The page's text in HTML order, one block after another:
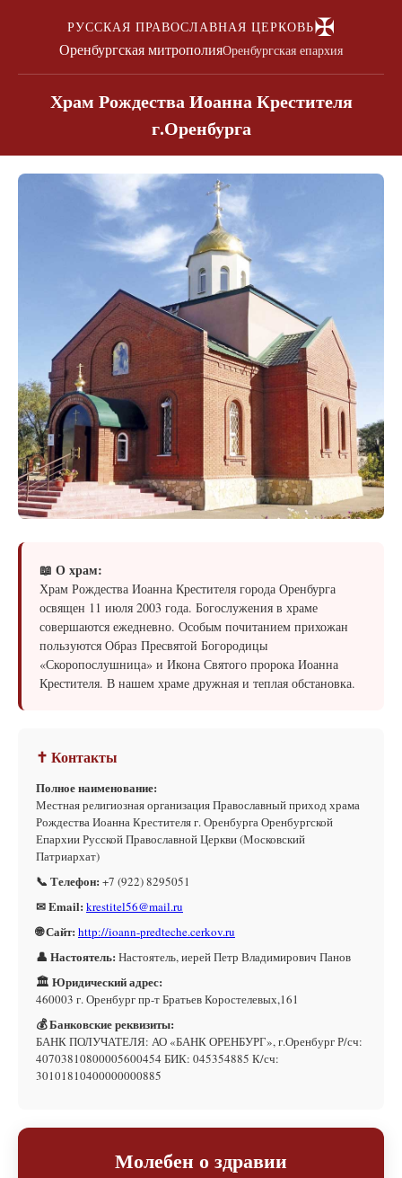
РУССКАЯ ПРАВОСЛАВНАЯ ЦЕРКОВЬ✠
Оренбургская митрополияОренбургская епархия
Храм Рождества Иоанна Крестителя
г.Оренбурга
📖 О храм:
Храм Рождества Иоанна Крестителя города Оренбурга
освящен 11 июля 2003 года. Богослужения в храме
совершаются ежедневно. Особым почитанием прихожан
пользуются Образ Пресвятой Богородицы
«Скоропослушница» и Икона Святого пророка Иоанна
Крестителя. В нашем храме дружная и теплая обстановка.
✝ Контакты
Полное наименование:
Местная религиозная организация Православный приход храма
Рождества Иоанна Крестителя г. Оренбурга Оренбургской
Епархии Русской Православной Церкви (Московский
Патриархат)
📞 Телефон: +7 (922) 8295051
✉ Email: krestitel56@mail.ru
🌐 Сайт: http://ioann-predteche.cerkov.ru
👤 Настоятель: Настоятель, иерей Петр Владимирович Панов
🏛 Юридический адрес:
460003 г. Оренбург пр-т Братьев Коростелевых,161
💰 Банковские реквизиты:
БАНК ПОЛУЧАТЕЛЯ: АО «БАНК ОРЕНБУРГ», г.Оренбург Р/сч:
40703810800005600454 БИК: 045354885 К/сч:
30101810400000000885
Молебен о здравии